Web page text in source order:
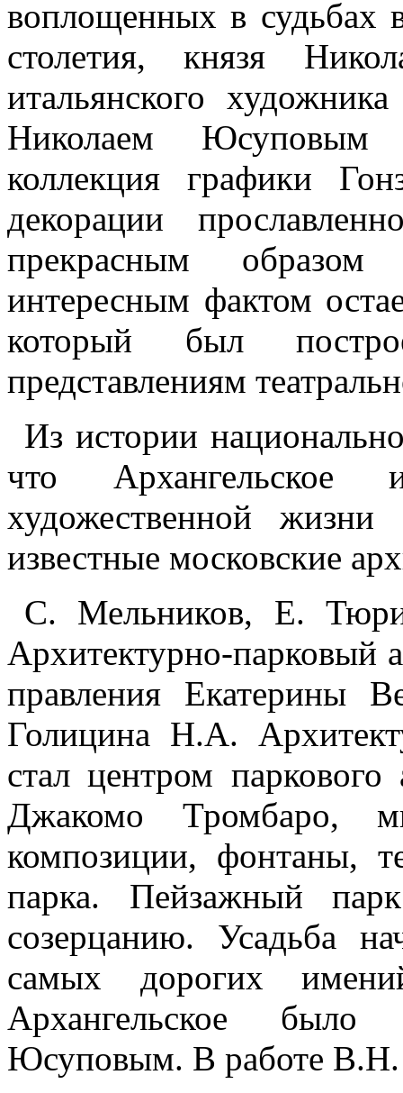
воплощенных в судьбах
столетия, князя
итальянского
Николаем Юсуповым
коллекция графики
декорации
прекрасным
интересным фактом
который был
представлениям
Из истории
что
художественной
известные московские
С. Мельников, Е.
Архитектурно-парковый
правления Екатерины
Голицина Н.А.
стал центром
Джакомо Тромбаро,
композиции, фонтаны,
парка. Пейзажный
созерцанию. Усадьба
самых дорогих
Архангельское
Юсуповым. В работе